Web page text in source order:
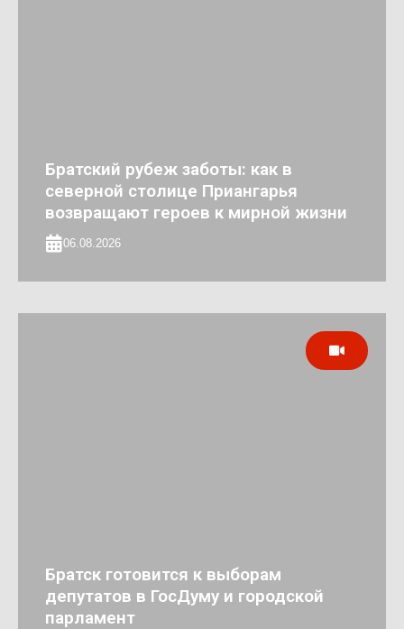
Братский рубеж заботы: как в
северной столице Приангарья
возвращают героев к мирной жизни
06.08.2026
Братск готовится к выборам
депутатов в ГосДуму и городской
парламент